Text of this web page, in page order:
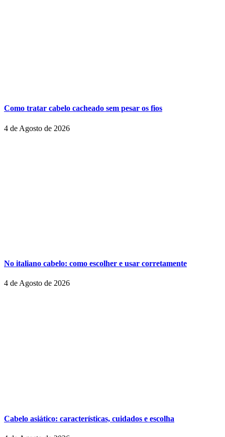
Como tratar cabelo cacheado sem pesar os fios
4 de Agosto de 2026
No italiano cabelo: como escolher e usar corretamente
4 de Agosto de 2026
Cabelo asiático: características, cuidados e escolha